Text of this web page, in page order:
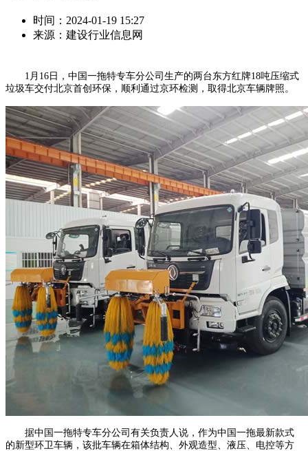
时间：2024-01-19 15:27
来源：建设行业信息网
1月16日，中国一拖特专车分公司生产的两台东方红牌18吨压缩式
垃圾车交付北京首创环保，顺利通过京环检测，取得北京车辆牌照。
据中国一拖特专车分公司有关负责人说，作为中国一拖最新款式
的新型环卫车辆，该批车辆在箱体结构、外观造型、液压、电控等方